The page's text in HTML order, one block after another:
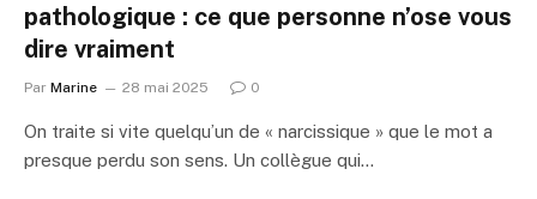
pathologique : ce que personne n’ose vous
dire vraiment
Par Marine 28 mai 2025 0
On traite si vite quelqu’un de « narcissique » que le mot a
presque perdu son sens. Un collègue qui…